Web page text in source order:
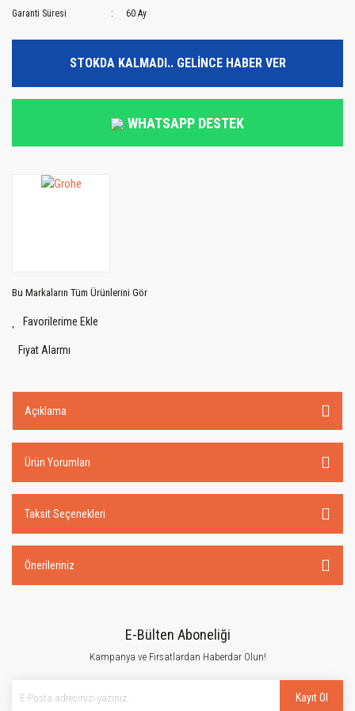
Garanti Süresi
60 Ay
STOKDA KALMADI.. GELİNCE HABER VER
WHATSAPP DESTEK
Bu Markaların Tüm Ürünlerini Gör
Fiyat Alarmı
Açıklama
Ürün Yorumları
Taksit Seçenekleri
Önerileriniz
E-Bülten Aboneliği
Kampanya ve Fırsatlardan Haberdar Olun!
Kayıt Ol